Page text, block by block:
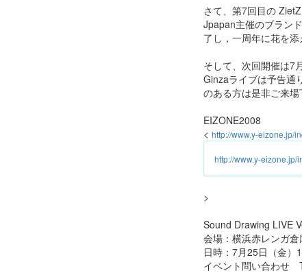
さて、第7回目の
Jpapan主催のブラン
了し，一周年に花を添
そして、次回開催は7
Ginzaライブは予告通
のある方は是非ご来
EIZONE2008
< http://www.y-eizone.jp/
http://www.y-eizone.jp/
>
Sound Drawing LIVE
会場：横浜赤レンガ
日時：7月25日（金）
イベント問い合わせ